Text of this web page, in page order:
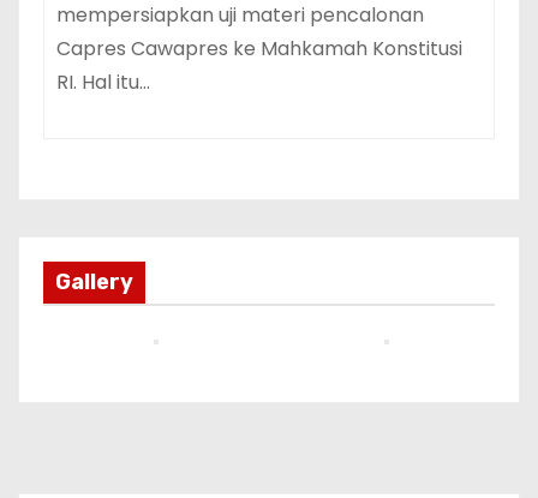
mempersiapkan uji materi pencalonan
Capres Cawapres ke Mahkamah Konstitusi
RI. Hal itu…
Gallery